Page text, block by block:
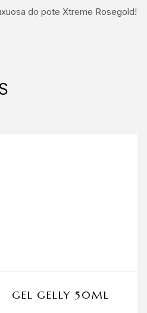
do pote Xtreme Rosegold!
GEL GELLY 50ML